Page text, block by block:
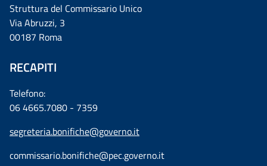
Struttura del Commissario Unico
Via Abruzzi, 3
00187 Roma
RECAPITI
Telefono:
06 4665.7080 - 7359
segreteria.bonifiche@governo.it
commissario.bonifiche@pec.governo.it